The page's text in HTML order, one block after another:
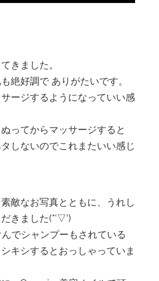
きました。
絶好調で ありがたいです。
ージするようになっていい感
ってからマッサージすると
しないのでこれまたいい感じ
敵なお写真とともに、うれし
きました(*’▽’)
でシャンプーもされている
キシするとおっしゃっていま